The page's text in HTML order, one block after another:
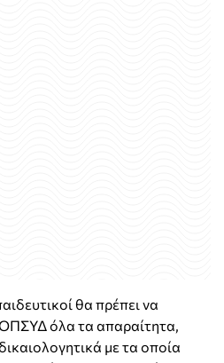
θα πρέπει να
όλα τα απαραίτητα,
με τα οποία